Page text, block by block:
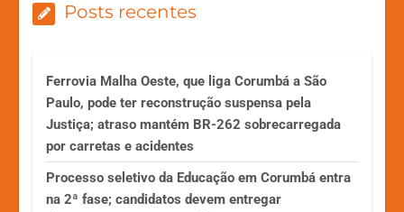
Posts recentes
Ferrovia Malha Oeste, que liga Corumbá a São
Paulo, pode ter reconstrução suspensa pela
Justiça; atraso mantém BR-262 sobrecarregada
por carretas e acidentes
Processo seletivo da Educação em Corumbá entra
na 2ª fase; candidatos devem entregar